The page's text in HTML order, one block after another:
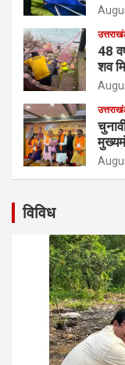
48
शव
विविध